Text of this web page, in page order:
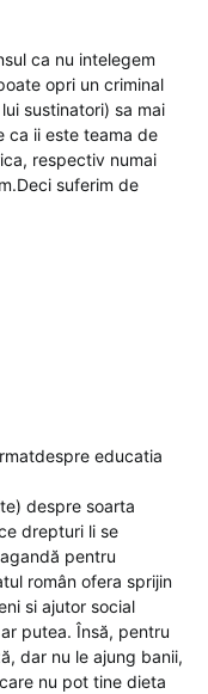
ca nu intelegem
opri un criminal
sustinatori) sa mai
ca ii este teama de
respectiv numai
suferim de
educatia
despre soarta
drepturi li se
pentru
român ofera sprijin
si ajutor social
putea. Însă, pentru
dar nu le ajung banii,
nu pot tine dieta